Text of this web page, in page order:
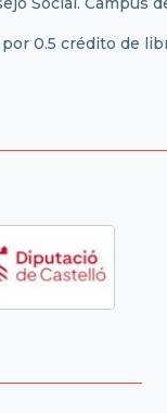
0.5 crédito de